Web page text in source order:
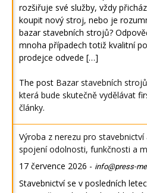
rozšiřuje své služby, vždy
koupit nový stroj, nebo je
bazar stavebních strojů?
mnoha případech totiž kvalitní
prodejce odvede […]
The post Bazar stavebních
která bude skutečně vydělávat
články.
Výroba z nerezu pro
spojení odolnosti, funkčnosti a
17 července 2026 - info@press-
Stavebnictví se v posledních